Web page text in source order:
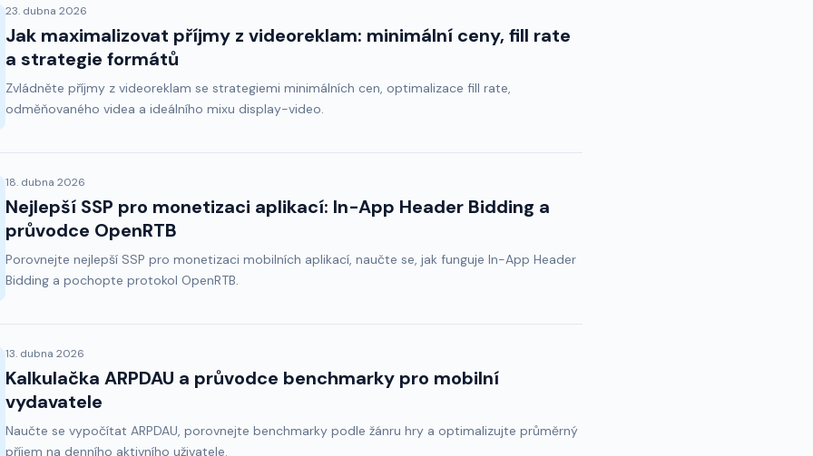
23. dubna 2026
Jak maximalizovat příjmy z videoreklam: minimální ceny, fill rate
a strategie formátů
Zvládněte příjmy z videoreklam se strategiemi minimálních cen, optimalizace fill rate,
odměňovaného videa a ideálního mixu display-video.
18. dubna 2026
Nejlepší SSP pro monetizaci aplikací: In-App Header Bidding a
průvodce OpenRTB
Porovnejte nejlepší SSP pro monetizaci mobilních aplikací, naučte se, jak funguje In-App Header
Bidding a pochopte protokol OpenRTB.
13. dubna 2026
Kalkulačka ARPDAU a průvodce benchmarky pro mobilní
vydavatele
Naučte se vypočítat ARPDAU, porovnejte benchmarky podle žánru hry a optimalizujte průměrný
příjem na denního aktivního uživatele.